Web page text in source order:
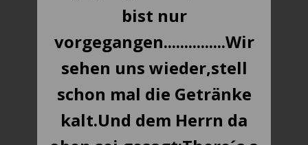
bist nur
vorgegangen...............Wir
sehen uns wieder,stell
schon mal die Getränke
kalt.Und dem Herrn da